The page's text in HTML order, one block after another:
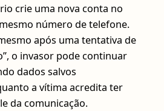
crie uma nova conta no
número de telefone.
após uma tentativa de
o invasor pode continuar
dados salvos
a vítima acredita ter
da comunicação.